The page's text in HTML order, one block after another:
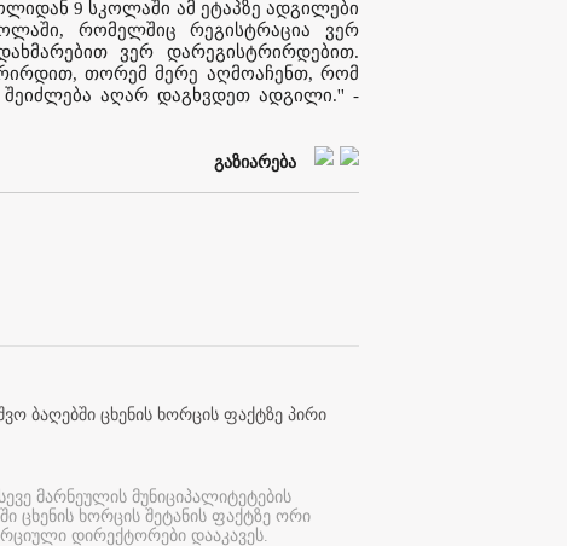
9 სკოლაში ამ ეტაპზე ადგილები
რომელშიც რეგისტრაცია ვერ
ვერ დარეგისტრირდებით.
თორემ მერე აღმოაჩენთ, რომ
აღარ დაგხვდეთ ადგილი.'' -
გაზიარება
ბაღებში ცხენის ხორცის ფაქტზე პირი
მარნეულის მუნიციპალიტეტების
ცხენის ხორცის შეტანის ფაქტზე ორი
დირექტორები დააკავეს.